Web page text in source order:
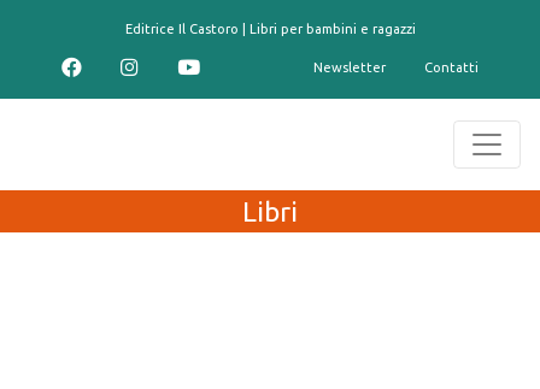
Editrice Il Castoro | Libri per bambini e ragazzi
Newsletter Contatti
Libri